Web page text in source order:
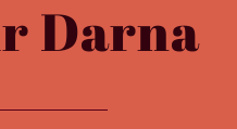
Darna